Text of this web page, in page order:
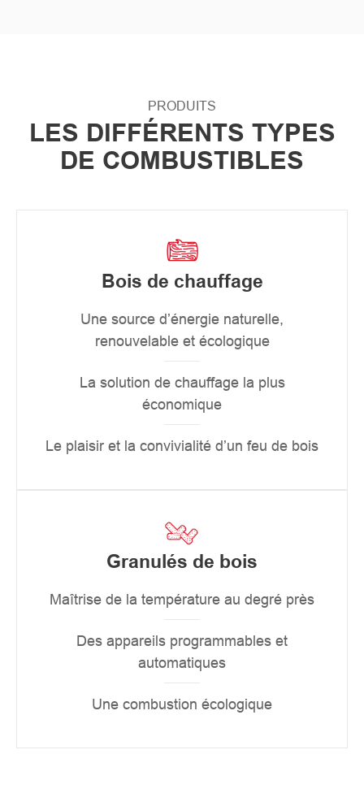
PRODUITS
LES DIFFÉRENTS TYPES
DE COMBUSTIBLES
Bois de chauffage
Une source d’énergie naturelle,
renouvelable et écologique
La solution de chauffage la plus
économique
Le plaisir et la convivialité d’un feu de bois
Granulés de bois
Maîtrise de la température au degré près
Des appareils programmables et
automatiques
Une combustion écologique